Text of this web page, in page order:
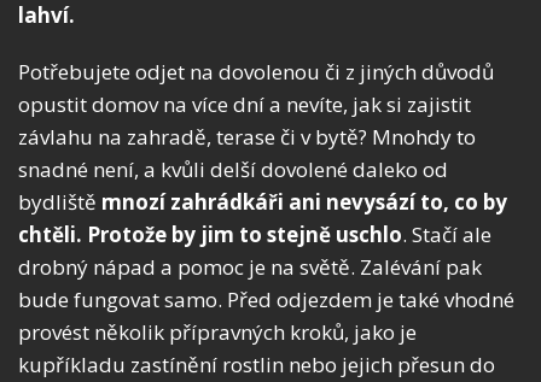
lahví.
Potřebujete odjet na dovolenou či z jiných důvodů
opustit domov na více dní a nevíte, jak si zajistit
závlahu na zahradě, terase či v bytě? Mnohdy to
snadné není, a kvůli delší dovolené daleko od
bydliště mnozí zahrádkáři ani nevysází to, co by
chtěli. Protože by jim to stejně uschlo. Stačí ale
drobný nápad a pomoc je na světě. Zalévání pak
bude fungovat samo. Před odjezdem je také vhodné
provést několik přípravných kroků, jako je
kupříkladu zastínění rostlin nebo jejich přesun do